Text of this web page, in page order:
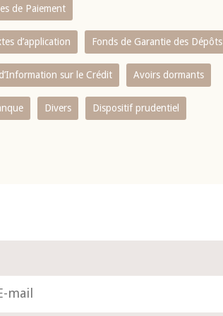
de Paiement
d’application Fonds de Garantie des Dépôts
sur le Crédit Avoirs dormants
Divers Dispositif prudentiel